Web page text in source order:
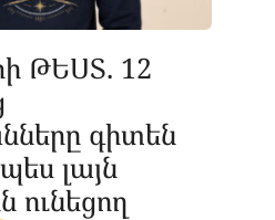
ԹԵՍՏ. 12
գիտեն
լայն
ունեցող